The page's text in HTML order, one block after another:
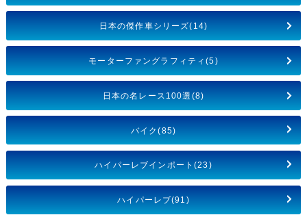
日本の傑作車シリーズ(14)
モーターファングラフィティ(5)
日本の名レース100選(8)
バイク(85)
ハイパーレブインポート(23)
ハイパーレブ(91)